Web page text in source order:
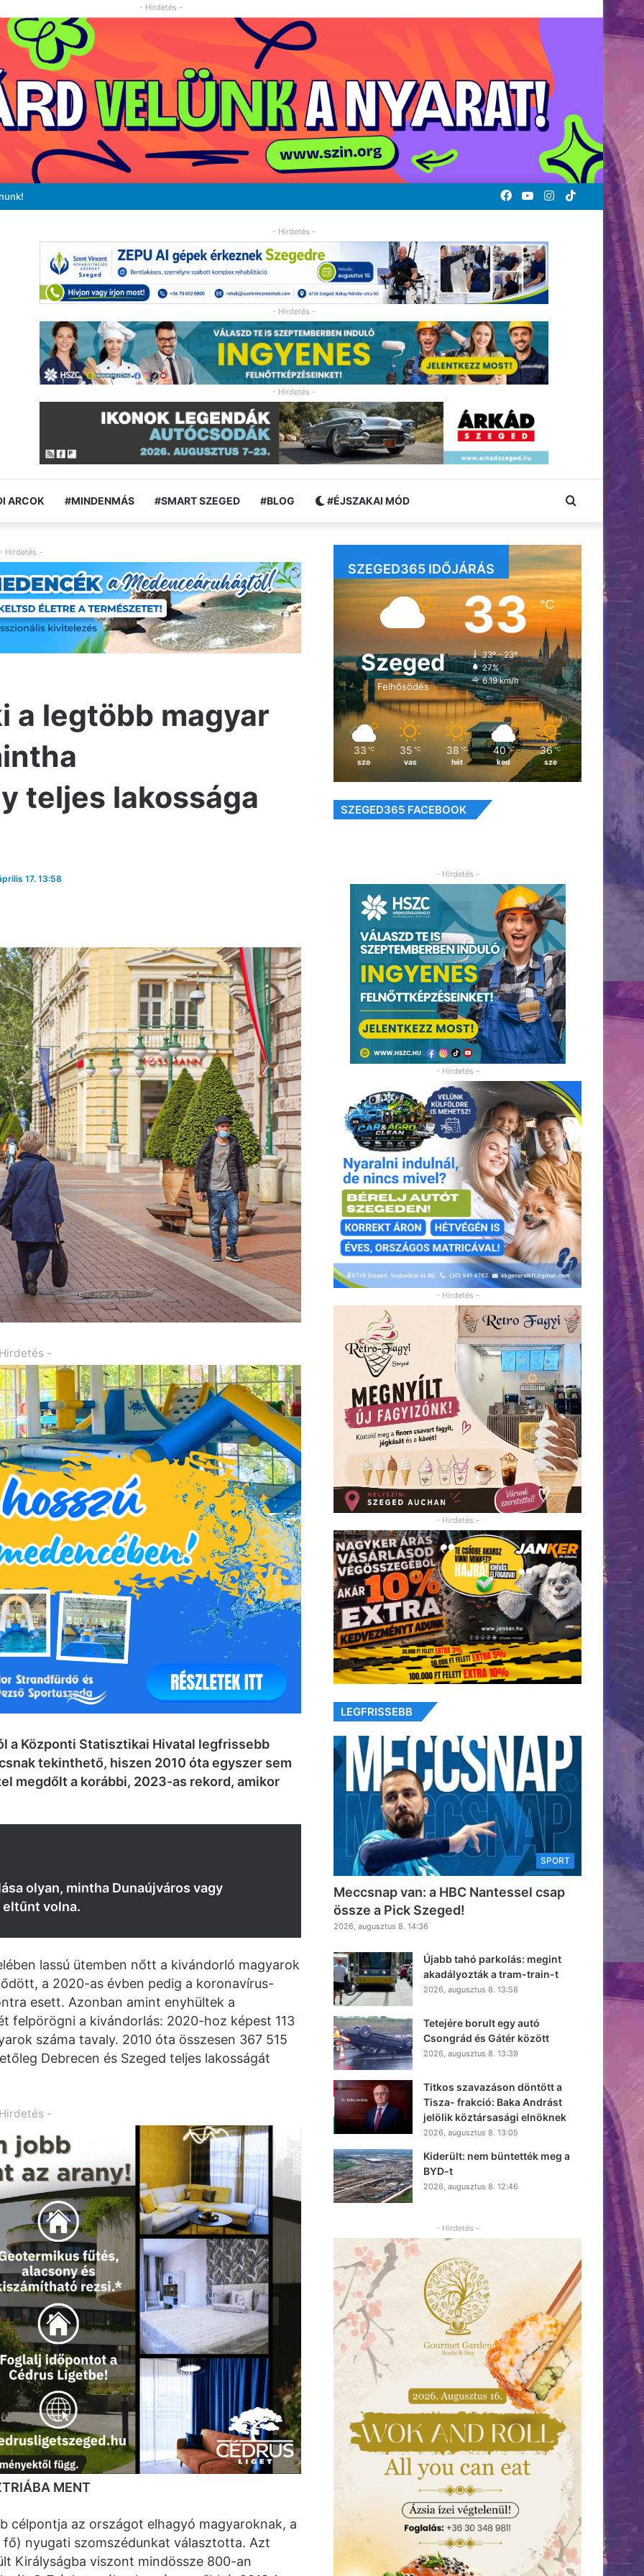
- Hirdetés -
TikTok
Instagram
YouTube
Facebook
- Hirdetés -
- Hirdetés -
- Hirdetés -
ARCOK #MINDENMÁS #SMART SZEGED #BLOG #ÉJSZAKAI MÓD Keresés:
- Hirdetés -
a legtöbb magyar
teljes lakossága
17. 13:58
-
a Központi Statisztikai Hivatal legfrissebb
tekinthető, hiszen 2010 óta egyszer sem
megdőlt a korábbi, 2023-as rekord, amikor
olyan, mintha Dunaújváros vagy
volna.
lassú ütemben nőtt a kivándorló magyarok
a 2020-as évben pedig a koronavírus-
esett. Azonban amint enyhültek a
felpörögni a kivándorlás: 2020-hoz képest 113
száma tavaly. 2010 óta összesen 367 515
Debrecen és Szeged teljes lakosságát
-
MENT
célpontja az országot elhagyó magyaroknak, a
nyugati szomszédunkat választotta. Azt
Királyságba viszont mindössze 800-an
SZEGED365 IDŐJÁRÁS
Szeged
Felhősödés
33℃
33º - 23º
27%
6.19 km/h
33 ℃
szo
35 ℃
vas
38 ℃
hét
40 ℃
ked
36 ℃
sze
SZEGED365 FACEBOOK
- Hirdetés -
- Hirdetés -
- Hirdetés -
- Hirdetés -
LEGFRISSEBB
SPORT
Meccsnap van: a HBC Nantessel csap
össze a Pick Szeged!
2026, augusztus 8. 14:36
Újabb tahó parkolás: megint
akadályozták a tram-train-t
2026, augusztus 8. 13:58
Tetejére borult egy autó
Csongrád és Gátér között
2026, augusztus 8. 13:39
Titkos szavazáson döntött a
Tisza- frakció: Baka Andrást
jelölik köztársasági elnöknek
2026, augusztus 8. 13:05
Kiderült: nem büntették meg a
BYD-t
2026, augusztus 8. 12:46
- Hirdetés -